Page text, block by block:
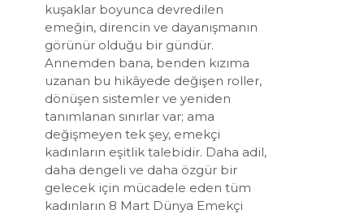
kuşaklar boyunca devredilen
emeğin, direncin ve dayanışmanın
görünür olduğu bir gündür.
Annemden bana, benden kızıma
uzanan bu hikâyede değişen roller,
dönüşen sistemler ve yeniden
tanımlanan sınırlar var; ama
değişmeyen tek şey, emekçi
kadınların eşitlik talebidir. Daha adil,
daha dengeli ve daha özgür bir
gelecek için mücadele eden tüm
kadınların 8 Mart Dünya Emekçi